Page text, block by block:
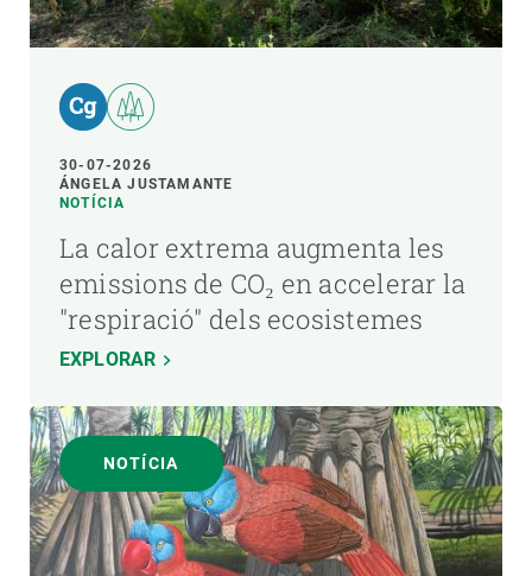
30-07-2026
ÁNGELA JUSTAMANTE
NOTÍCIA
La calor extrema augmenta les
emissions de CO₂ en accelerar la
"respiració" dels ecosistemes
EXPLORAR
NOTÍCIA